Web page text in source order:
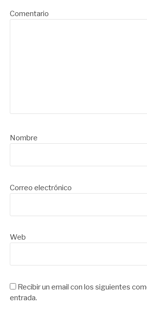
Comentario
Nombre
Correo electrónico
Web
Recibir un email con los siguientes
entrada.